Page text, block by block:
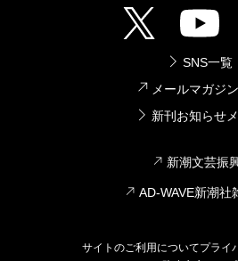
SNS一覧
メールマガジ
新刊お知らせ
新潮文芸振
AD-WAVE新潮社
サイトのご利用についてプライ